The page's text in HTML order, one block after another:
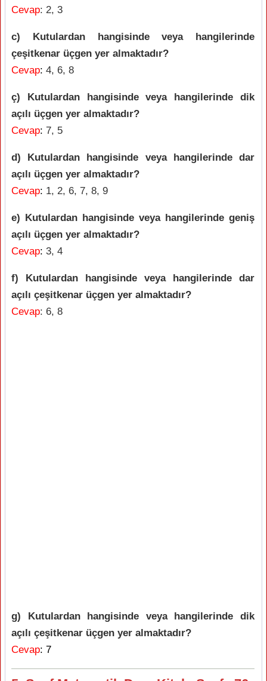
Cevap: 2, 3
c) Kutulardan hangisinde veya hangilerinde
çeşitkenar üçgen yer almaktadır?
Cevap: 4, 6, 8
ç) Kutulardan hangisinde veya hangilerinde dik
açılı üçgen yer almaktadır?
Cevap: 7, 5
d) Kutulardan hangisinde veya hangilerinde dar
açılı üçgen yer almaktadır?
Cevap: 1, 2, 6, 7, 8, 9
e) Kutulardan hangisinde veya hangilerinde geniş
açılı üçgen yer almaktadır?
Cevap: 3, 4
f) Kutulardan hangisinde veya hangilerinde dar
açılı çeşitkenar üçgen yer almaktadır?
Cevap: 6, 8
g) Kutulardan hangisinde veya hangilerinde dik
açılı çeşitkenar üçgen yer almaktadır?
Cevap: 7